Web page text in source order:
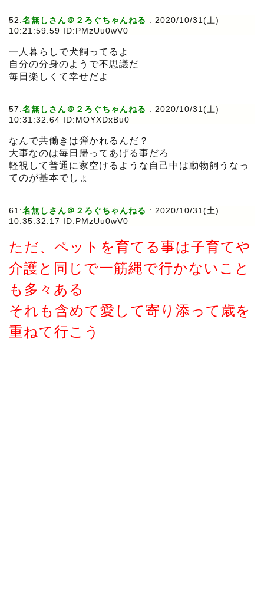
52:名無しさん＠２ろぐちゃんねる : 2020/10/31(土)
10:21:59.59 ID:PMzUu0wV0
一人暮らしで犬飼ってるよ
自分の分身のようで不思議だ
毎日楽しくて幸せだよ
57:名無しさん＠２ろぐちゃんねる : 2020/10/31(土)
10:31:32.64 ID:MOYXDxBu0
なんで共働きは弾かれるんだ？
大事なのは毎日帰ってあげる事だろ
軽視して普通に家空けるような自己中は動物飼うなっ
てのが基本でしょ
61:名無しさん＠２ろぐちゃんねる : 2020/10/31(土)
10:35:32.17 ID:PMzUu0wV0
ただ、ペットを育てる事は子育てや
介護と同じで一筋縄で行かないこと
も多々ある
それも含めて愛して寄り添って歳を
重ねて行こう